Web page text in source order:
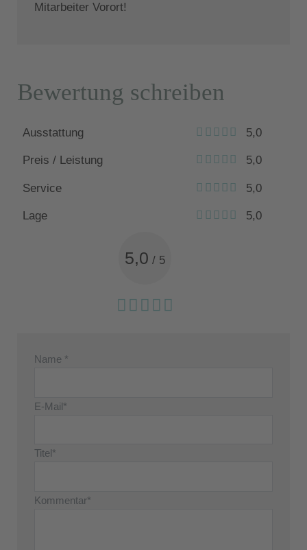
Mitarbeiter Vorort!
Bewertung schreiben
Ausstattung 5,0
Preis / Leistung 5,0
Service 5,0
Lage 5,0
5,0 / 5
Name *
E-Mail*
Titel*
Kommentar*